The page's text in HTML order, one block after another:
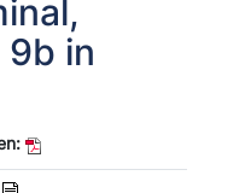
in